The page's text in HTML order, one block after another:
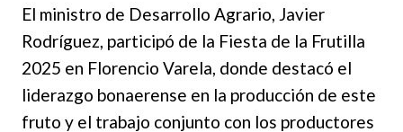
El ministro de Desarrollo Agrario, Javier
Rodríguez, participó de la Fiesta de la Frutilla
2025 en Florencio Varela, donde destacó el
liderazgo bonaerense en la producción de este
fruto y el trabajo conjunto con los productores